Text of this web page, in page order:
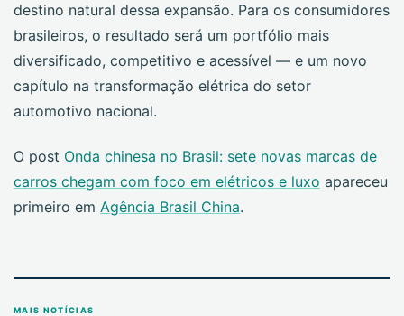
destino natural dessa expansão. Para os consumidores
brasileiros, o resultado será um portfólio mais
diversificado, competitivo e acessível — e um novo
capítulo na transformação elétrica do setor
automotivo nacional.
O post Onda chinesa no Brasil: sete novas marcas de
carros chegam com foco em elétricos e luxo apareceu
primeiro em Agência Brasil China.
MAIS NOTÍCIAS